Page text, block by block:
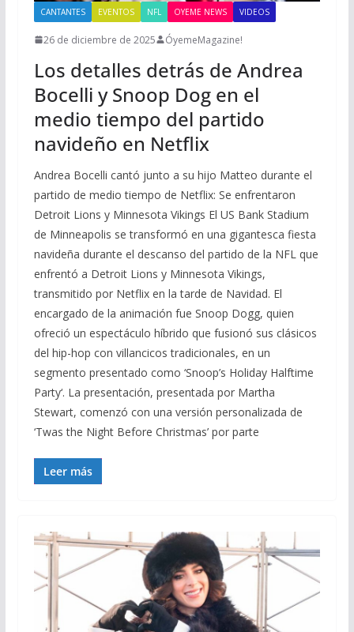
CANTANTES EVENTOS NFL OYEME NEWS VIDEOS
26 de diciembre de 2025 ÓyemeMagazine!
Los detalles detrás de Andrea
Bocelli y Snoop Dog en el
medio tiempo del partido
navideño en Netflix
Andrea Bocelli cantó junto a su hijo Matteo durante el
partido de medio tiempo de Netflix: Se enfrentaron
Detroit Lions y Minnesota Vikings El US Bank Stadium
de Minneapolis se transformó en una gigantesca fiesta
navideña durante el descanso del partido de la NFL que
enfrentó a Detroit Lions y Minnesota Vikings,
transmitido por Netflix en la tarde de Navidad. El
encargado de la animación fue Snoop Dogg, quien
ofreció un espectáculo híbrido que fusionó sus clásicos
del hip-hop con villancicos tradicionales, en un
segmento presentado como ‘Snoop’s Holiday Halftime
Party‘. La presentación, presentada por Martha
Stewart, comenzó con una versión personalizada de
‘Twas the Night Before Christmas’ por parte
Leer más